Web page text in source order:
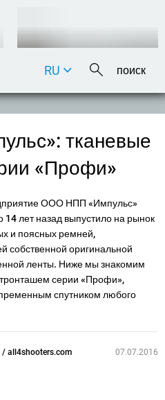
DE
IT
RU
тканевые
«Профи»
ООО НПП «Импульс»
14 лет назад выпустило на рынок
и поясных ремней,
собственной оригинальной
ленты. Ниже мы знакомим
серии «Профи»,
спутником любого
all4shooters.com 07.07.2016